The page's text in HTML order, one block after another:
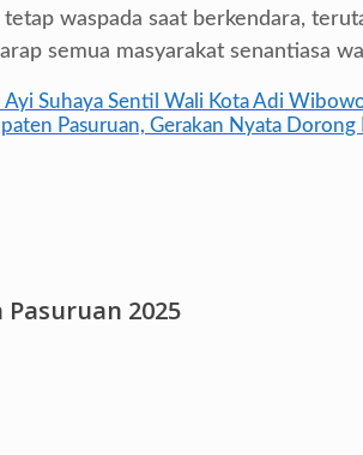
waspada saat berkendara,
semua masyarakat senantiasa
Suhaya Sentil Wali Kota Adi
Pasuruan, Gerakan Nyata
2025